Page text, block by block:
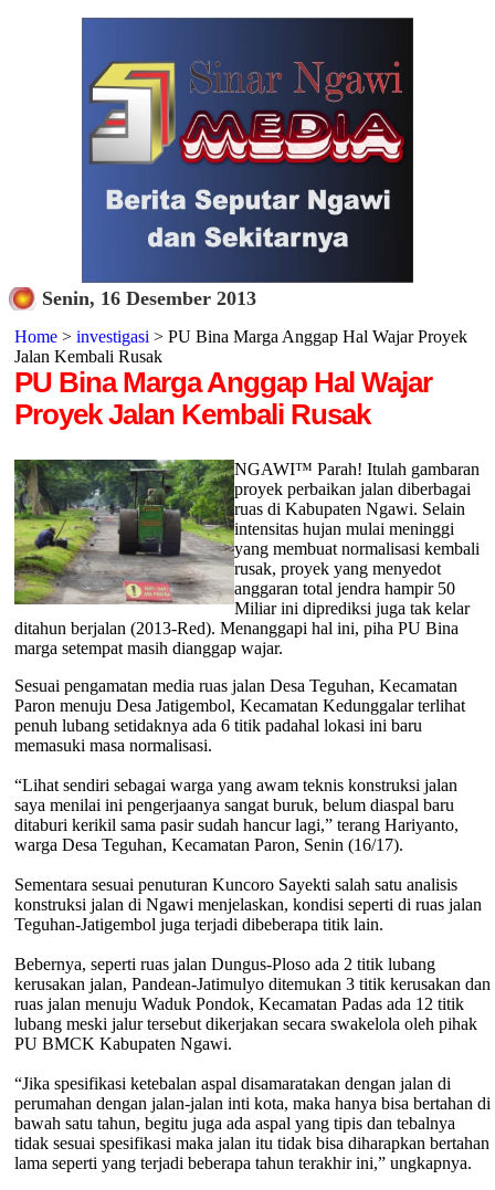
Senin, 16 Desember 2013
Home> investigasi > PU Bina Marga Anggap Hal Wajar Proyek
Jalan Kembali Rusak
PU Bina Marga Anggap Hal Wajar
Proyek Jalan Kembali Rusak
NGAWI™ Parah! Itulah gambaran
proyek perbaikan jalan diberbagai
ruas di Kabupaten Ngawi. Selain
intensitas hujan mulai meninggi
yang membuat normalisasi kembali
rusak, proyek yang menyedot
anggaran total jendra hampir 50
Miliar ini diprediksi juga tak kelar
ditahun berjalan (2013-Red). Menanggapi hal ini, piha PU Bina
marga setempat masih dianggap wajar.
Sesuai pengamatan media ruas jalan Desa Teguhan, Kecamatan
Paron menuju Desa Jatigembol, Kecamatan Kedunggalar terlihat
penuh lubang setidaknya ada 6 titik padahal lokasi ini baru
memasuki masa normalisasi.
“Lihat sendiri sebagai warga yang awam teknis konstruksi jalan
saya menilai ini pengerjaanya sangat buruk, belum diaspal baru
ditaburi kerikil sama pasir sudah hancur lagi,” terang Hariyanto,
warga Desa Teguhan, Kecamatan Paron, Senin (16/17).
Sementara sesuai penuturan Kuncoro Sayekti salah satu analisis
konstruksi jalan di Ngawi menjelaskan, kondisi seperti di ruas jalan
Teguhan-Jatigembol juga terjadi dibeberapa titik lain.
Bebernya, seperti ruas jalan Dungus-Ploso ada 2 titik lubang
kerusakan jalan, Pandean-Jatimulyo ditemukan 3 titik kerusakan dan
ruas jalan menuju Waduk Pondok, Kecamatan Padas ada 12 titik
lubang meski jalur tersebut dikerjakan secara swakelola oleh pihak
PU BMCK Kabupaten Ngawi.
“Jika spesifikasi ketebalan aspal disamaratakan dengan jalan di
perumahan dengan jalan-jalan inti kota, maka hanya bisa bertahan di
bawah satu tahun, begitu juga ada aspal yang tipis dan tebalnya
tidak sesuai spesifikasi maka jalan itu tidak bisa diharapkan bertahan
lama seperti yang terjadi beberapa tahun terakhir ini,” ungkapnya.